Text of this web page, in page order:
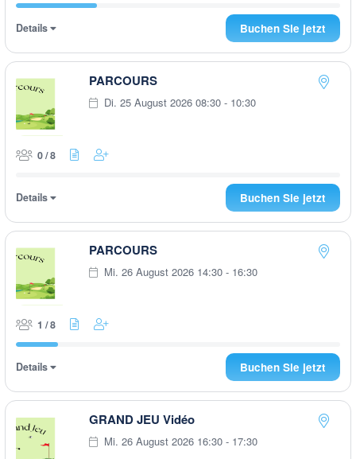
Details Buchen Sie jetzt
PARCOURS
Di. 25 August 2026 08:30 - 10:30
0 / 8
Details Buchen Sie jetzt
PARCOURS
Mi. 26 August 2026 14:30 - 16:30
1 / 8
Details Buchen Sie jetzt
GRAND JEU Vidéo
Mi. 26 August 2026 16:30 - 17:30